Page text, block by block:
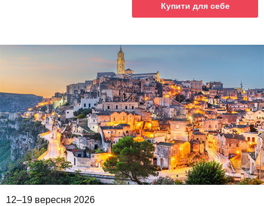
Купити для себе
12–19 вересня 2026